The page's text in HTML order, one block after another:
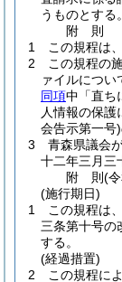
うものとする。
附 則
1
この規程は
2
この規程の
ァイルについ
同項中「直ち
人情報の保護
会告示第一号)
3
青森県議会
十二年三月三
附 則(
(施行期日)
1
この規程は
三条第十号の
する。
(経過措置)
2
この規程に